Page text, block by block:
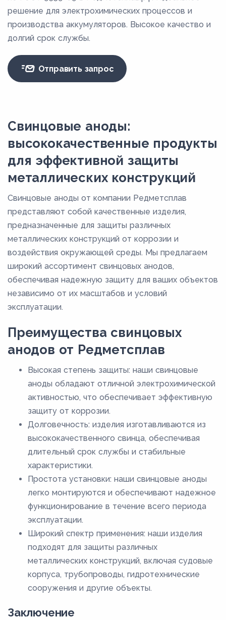
решение для электрохимических процессов и
производства аккумуляторов. Высокое качество и
долгий срок службы.
Отправить запрос
Свинцовые аноды:
высококачественные продукты
для эффективной защиты
металлических конструкций
Свинцовые аноды от компании Редметсплав
представляют собой качественные изделия,
предназначенные для защиты различных
металлических конструкций от коррозии и
воздействия окружающей среды. Мы предлагаем
широкий ассортимент свинцовых анодов,
обеспечивая надежную защиту для ваших объектов
независимо от их масштабов и условий
эксплуатации.
Преимущества свинцовых
анодов от Редметсплав
Высокая степень защиты: наши свинцовые
аноды обладают отличной электрохимической
активностью, что обеспечивает эффективную
защиту от коррозии.
Долговечность: изделия изготавливаются из
высококачественного свинца, обеспечивая
длительный срок службы и стабильные
характеристики.
Простота установки: наши свинцовые аноды
легко монтируются и обеспечивают надежное
функционирование в течение всего периода
эксплуатации.
Широкий спектр применения: наши изделия
подходят для защиты различных
металлических конструкций, включая судовые
корпуса, трубопроводы, гидротехнические
сооружения и другие объекты.
Заключение